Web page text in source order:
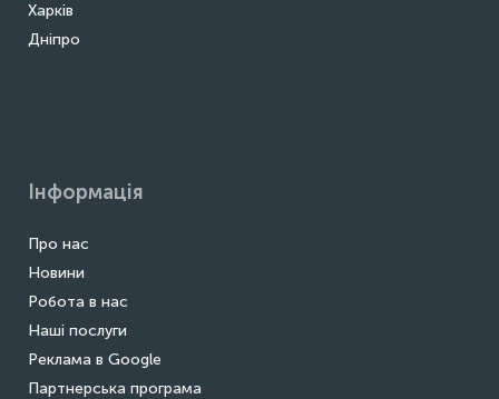
Харків
Дніпро
Інформація
Про нас
Новини
Робота в нас
Наші послуги
Реклама в Google
Партнерська програма